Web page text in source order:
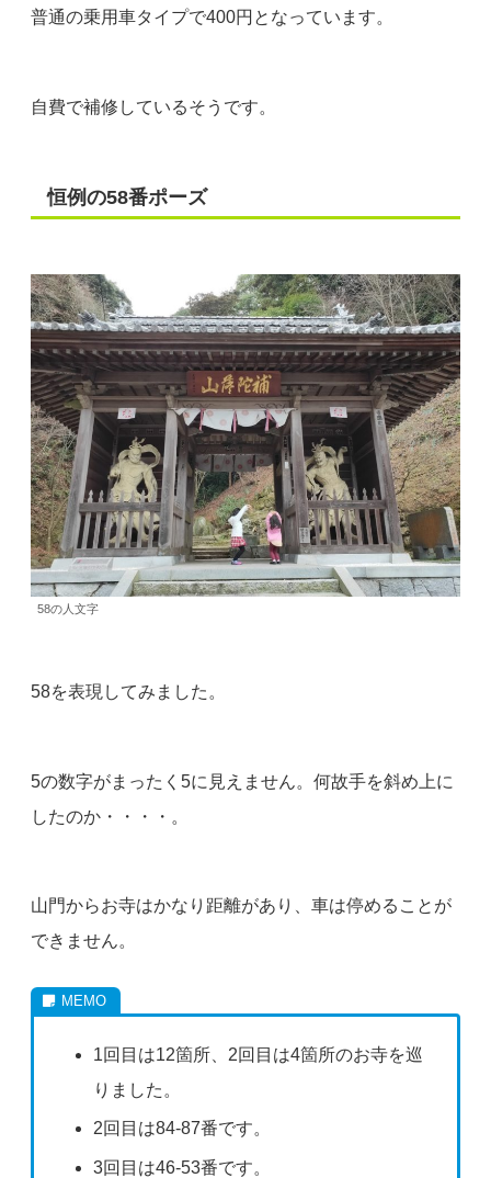
普通の乗用車タイプで400円となっています。
自費で補修しているそうです。
恒例の58番ポーズ
58の人文字
58を表現してみました。
5の数字がまったく5に見えません。何故手を斜め上に
したのか・・・・。
山門からお寺はかなり距離があり、車は停めることが
できません。
1回目は12箇所、2回目は4箇所のお寺を巡
りました。
2回目は84-87番です。
3回目は46-53番です。